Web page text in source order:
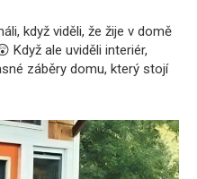
když viděli, že žije v domě
Když ale uviděli interiér,
záběry domu, který stojí